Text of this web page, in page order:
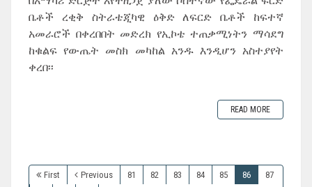
ቤቶች ረቂቅ ስትራቴጂካዊ ዕቅድ ለፍርድ ቤቶች ከፍተኛ
አመራሮች በቀረበበት መድረክ የኢኮቴ ተጠቃሚነትን ማሳደግ
ከቁልፍ የውጤት መስክ መካከል አንዱ እንዲሆን አስተያየት
ቀረበ፡፡
READ MORE
First Previous 81 82 83 84 85 86
87